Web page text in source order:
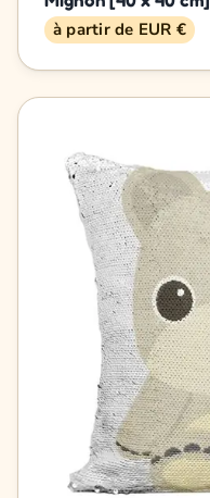
à partir de EUR €